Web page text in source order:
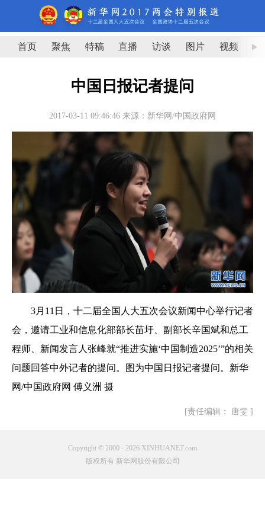
首页 聚焦 特稿 直播 访谈 图片 视频 图
中国日报记者提问
2017-03-11 09:46:46 来源：新华网/中国政府网
3月11日，十二届全国人大五次会议新闻中心举行记者
会，邀请工业和信息化部部长苗圩、副部长辛国斌和总工
程师、新闻发言人张峰就“推进实施‘中国制造2025’”的相关
问题回答中外记者的提问。图为中国日报记者提问。新华
网/中国政府网 傅义洲 摄
[责任编辑： 唐雯 ]
Copyright © 2000 - 2026 XINHUANET.com
版权所有 新华网股份有限公司